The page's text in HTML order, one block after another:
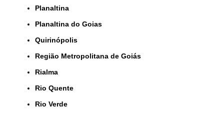
Planaltina
Planaltina do Goias
Quirinópolis
Região Metropolitana de Goiás
Rialma
Rio Quente
Rio Verde